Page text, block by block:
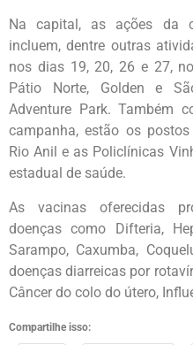
Na capital, as ações da
incluem, dentre outras
nos dias 19, 20, 26 e 27,
Pátio Norte, Golden e
Adventure Park. Também
campanha, estão os
Rio Anil e as Policlínicas
estadual de saúde.
As vacinas oferecidas
doenças como Difteria,
Sarampo, Caxumba,
doenças diarreicas por
Câncer do colo do útero,
Compartilhe isso: